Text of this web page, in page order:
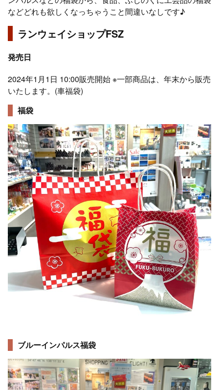
などどれも欲しくなっちゃうこと間違いなしです♪
ランウェイショップFSZ
発売日
2024年1月1日 10:00販売開始 ※一部商品は、年末から販売
いたします。(車福袋)
福袋
ブルーインパルス福袋